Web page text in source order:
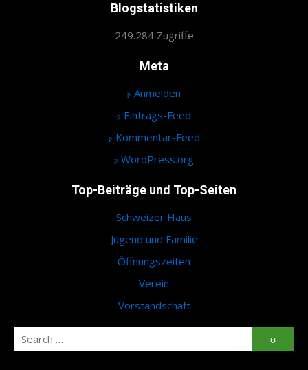
Blogstatistiken
249.284 Zugriffe
Meta
Anmelden
Eintrags-Feed
Kommentar-Feed
WordPress.org
Top-Beiträge und Top-Seiten
Schweizer Haus
Jugend und Familie
Öffnungszeiten
Verein
Vorstandschaft
for: